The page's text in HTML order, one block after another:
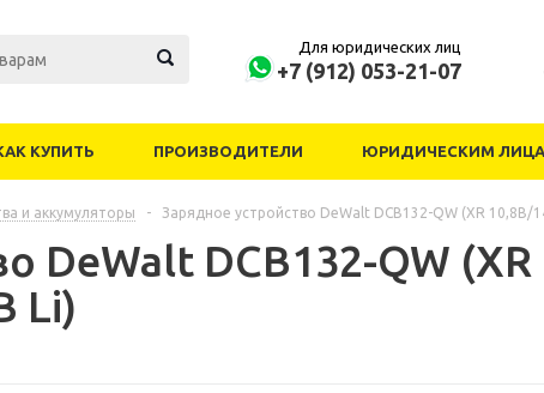
Для юридических лиц
+7 (912) 053-21-07
КУПИТЬ ПРОИЗВОДИТЕЛИ ЮРИДИЧЕСКИМ
и аккумуляторы - Зарядное устройство DeWalt DCB132-QW (XR 10,8В/
DeWalt DCB132-QW (XR
Li)